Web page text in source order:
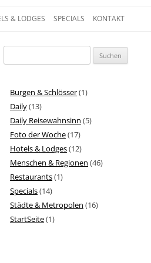
Texte und
& LODGES SPECIALS KONTAKT
nach:
Burgen & Schlösser(1)
Daily(13)
Daily Reisewahnsinn (5)
Foto der Woche(17)
Hotels & Lodges(12)
Menschen & Regionen (46)
Restaurants(1)
Specials(14)
Städte & Metropolen (16)
StartSeite(1)